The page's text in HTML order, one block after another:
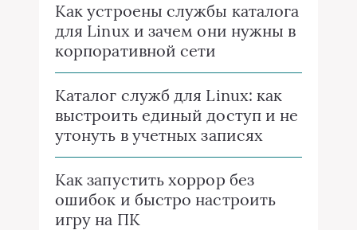
Как устроены службы каталога
для Linux и зачем они нужны в
корпоративной сети
Каталог служб для Linux: как
выстроить единый доступ и не
утонуть в учетных записях
Как запустить хоррор без
ошибок и быстро настроить
игру на ПК